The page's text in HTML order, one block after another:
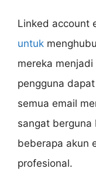
Linked account
untuk
mereka
pengguna
semua email
sangat berguna
beberapa akun
profesional.